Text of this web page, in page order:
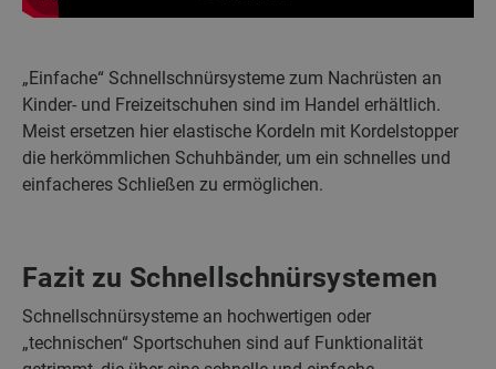
„Einfache“ Schnellschnürsysteme zum Nachrüsten an
Kinder- und Freizeitschuhen sind im Handel erhältlich.
Meist ersetzen hier elastische Kordeln mit Kordelstopper
die herkömmlichen Schuhbänder, um ein schnelles und
einfacheres Schließen zu ermöglichen.
Fazit zu Schnellschnürsystemen
Schnellschnürsysteme an hochwertigen oder
„technischen“ Sportschuhen sind auf Funktionalität